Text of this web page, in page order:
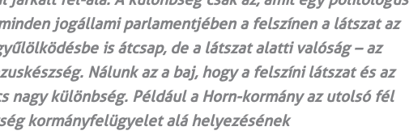
jogállami parlamentjében a felszínen a látszat az
is átcsap, de a látszat alatti valóság – az
Nálunk az a baj, hogy a felszíni látszat és az
nagy különbség. Például a Horn-kormány az utolsó fél
kormányfelügyelet alá helyezésének